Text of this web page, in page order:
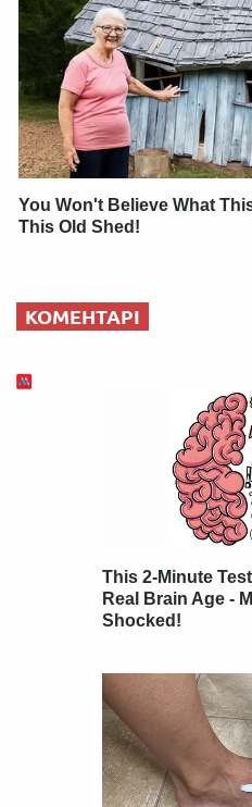
You Won't Believe What
This Old Shed!
КОМЕНТАРІ